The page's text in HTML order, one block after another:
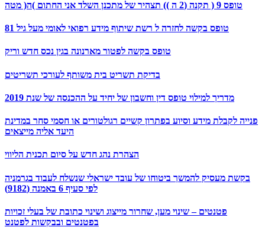
טופס 9 ( תקנה (2 ה )) תצהיר של מתכנן השלד אני החתום )ה( מטה
טופס בקשה לחזרה ל רשת שיתוף מידע רפואי לאומי מעל גיל 81
טופס בקשה לפטור מארנונה בגין נכס חדש וריק
בדיקת תשריט בית משותף לעורכי תשריטים
מדריך למילוי טופס דין וחשבון של יחיד על ההכנסה של שנת 2019
פנייה לקבלת מידע וסיוע בפתרון קשיים רגולטורים או חסמי סחר במדינת
היעד אליה מייצאים
הצהרת נהג חדש על סיום תכנית הליווי
בקשת מעסיק להמשך ביטוחו של עובד ישראלי שנשלח לעבוד בגרמניה
לפי סעיף 6 באמנה (9182)
פטנטים – שינוי מען, שחרור מייצוג ושינוי כתובת של בעלי זכויות
בפטנטים ובבקשות לפטנט